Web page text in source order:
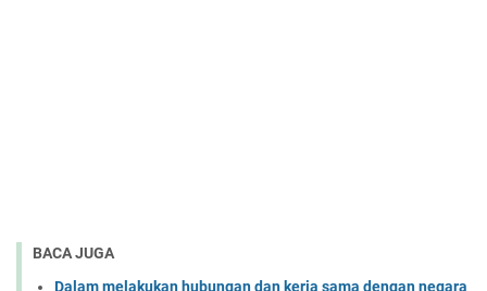
BACA JUGA
Dalam melakukan hubungan dan kerja sama dengan negara